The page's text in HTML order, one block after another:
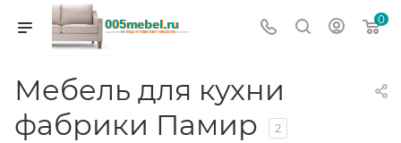
0
Мебель для кухни
фабрики Памир
2